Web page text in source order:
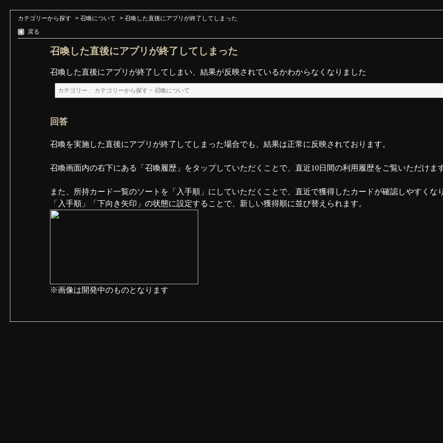
カテゴリーから探す > 召喚について > 召喚した直後にアプリが終了してしまった
戻る
召喚した直後にアプリが終了してしまった
召喚した直後にアプリが終了してしまい、結果が反映されているかわからなくなりました
カテゴリー : カテゴリーから探す > 召喚について
回答
召喚を実施した直後にアプリが終了してしまった場合でも、結果は正常に反映されております。
召喚画面内の右下にある「召喚履歴」をタップしていただくことで、直近10日間の利用履歴をご覧いただけます
また、所持カード一覧のソートを「入手順」にしていただくことで、直近で獲得したカードが確認しやすくな
「入手順」「下向き矢印」の状態に設定することで、新しい獲得順に並び替えられます。
※画像は開発中のものとなります